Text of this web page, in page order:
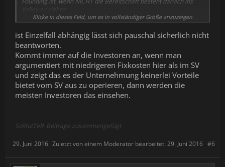
Valley zu ziehen.
Vielleicht ändere ich meine Meinung mit der Zeit, aber alle die
mich hier aus dem Forum etwas besser kennen wissen, dass es
für mich aufgrund meiner Familie nicht in Frage kommt in nem
Monat meine Sachen zu packen und komplett das Land zu
wechseln. Ohnehin ist USA nicht unbedingt mein Traumland in
dem ich dauerhaft leben möchte, aber das gehört hier nicht hin.
Der Vorgang für mich wäre also:
- Auf das VC bewerben
übernehmen. Aber da habe ich keinen Plan wie das funktioniert.
Klicke in dieses Feld, um es in vollständiger Größe anzuzeigen.
ist Einzelfall abhängig lässt sich pauschal sicherlich nicht
beantworten.
Kommt immer auf die Investoren an, wenn man
argumentiert mit niedrigeren Fixkosten hier als im SV
und zeigt das es der Unternehmung keinerlei Vorteile
bietet vom SV aus zu operieren, dann werden die
meisten Investoren das einsehen.
SolKutTeR: Beiträge zusammengefügt
#6
29. Juni 2016 Zuletzt von einem Moderator bearbeitet: 29. Juni 2016